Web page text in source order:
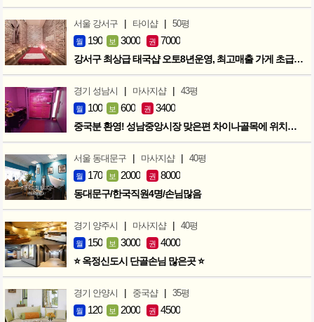
서울 강서구 | 타이샵 | 50평
월 190 보 3000 권 7000
강서구 최상급 태국샵 오토8년운영, 최고매출 가게 초급매!!!
경기 성남시 | 마사지샵 | 43평
월 100 보 600 권 3400
중국분 환영! 성남중앙시장 맞은편 차이나골목에 위치한 마사지샵
서울 동대문구 | 마사지샵 | 40평
월 170 보 2000 권 8000
동대문구/한국직원4명/손님많음
경기 양주시 | 마사지샵 | 40평
월 150 보 3000 권 4000
⭐ 옥정신도시 단골손님 많은곳 ⭐
경기 안양시 | 중국샵 | 35평
월 120 보 2000 권 4500